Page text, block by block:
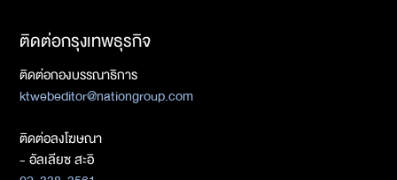
ติดต่อกรุงเทพธุรกิจ
ติดต่อกองบรรณาธิการ
ktwebeditor@nationgroup.com
ติดต่อลงโฆษณา
- อัลเลียซ สะอิ